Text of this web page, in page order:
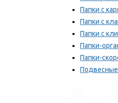
Папки с
Папки с
Папки с
Папки-
Папки-
Подвесные